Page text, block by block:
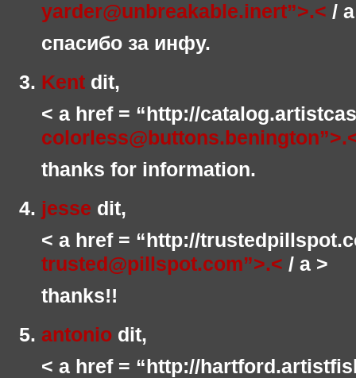
yarder@unbreakable.inert”>.< /
спасибо за инфу.
Kent dit,
< a href = “http://
thanks for information.
jesse dit,
< a href = “http://
trusted@pillspot.com”>.< / a >
thanks!!
antonio dit,
< a href = “http://